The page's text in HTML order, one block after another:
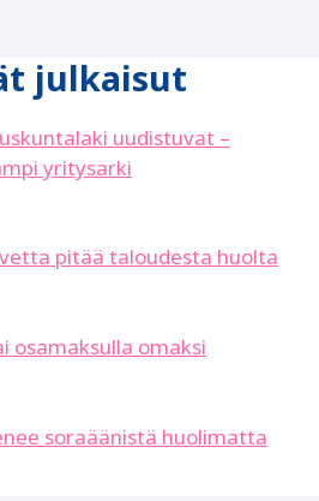
julkaisut
uudistuvat –
yritysarki
pitää taloudesta huolta
osamaksulla omaksi
soraäänistä huolimatta